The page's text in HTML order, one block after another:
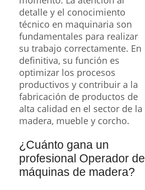
detalle y el conocimiento
técnico en maquinaria son
fundamentales para realizar
su trabajo correctamente. En
definitiva, su función es
optimizar los procesos
productivos y contribuir a la
fabricación de productos de
alta calidad en el sector de la
madera, mueble y corcho.
¿Cuánto gana un
profesional Operador de
máquinas de madera?